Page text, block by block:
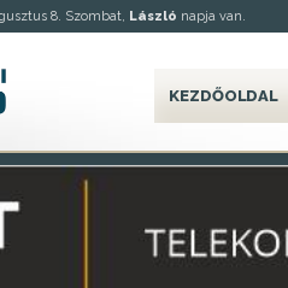
8. Szombat, László napja van.
KEZDŐOLDAL